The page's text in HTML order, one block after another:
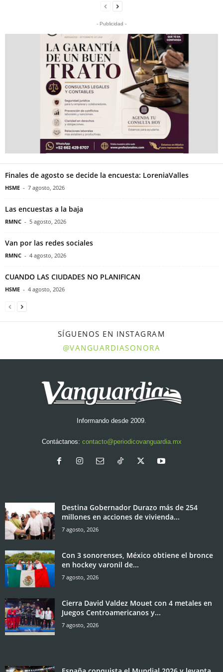
- Publicidad -
Finales de agosto se decide la encuesta: LoreniaValles
HSME - 7 agosto, 2026
Las encuestas a la baja
RMNC - 5 agosto, 2026
Van por las redes sociales
RMNC - 4 agosto, 2026
CUANDO LAS CIUDADES NO PLANIFICAN
HSME - 4 agosto, 2026
SÍGUENOS EN INSTAGRAM
@VANGUARDIASONORA
Informando desde 2009.
Contáctanos: contacto@periodicovanguardia.mx
Destina Gobernador Durazo más de 254
millones en acciones de vivienda...
7 agosto, 2026
Con 3 sonorenses, México obtiene el bronce
en hockey varonil de...
7 agosto, 2026
Cierra David Valdez Mouet con 4 metales en
Juegos Centroamericanos y...
7 agosto, 2026